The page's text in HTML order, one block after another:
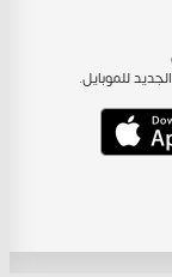
للموبايل.